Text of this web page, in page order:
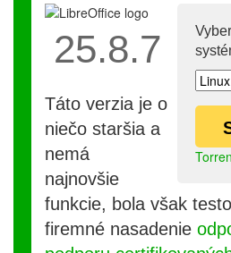
25.8.7
Táto verzia je o
niečo staršia a
nemá
najnovšie
funkcie, bola však
firemné nasadenie